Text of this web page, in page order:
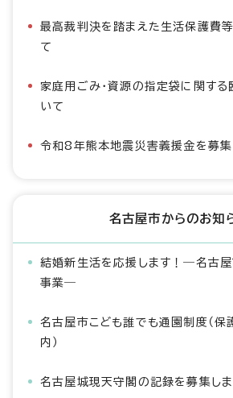
最高裁判決を踏まえた生活保護費
て
家庭用ごみ・資源の指定袋に関す
いて
令和8年熊本地震災害義援金を募集
名古屋市からのお知
結婚新生活を応援します！―名古
事業―
名古屋市こども誰でも通園制度（
内）
名古屋城現天守閣の記録を募集し